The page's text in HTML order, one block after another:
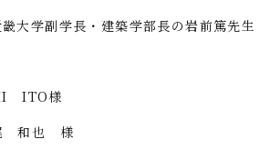
大学副学長・建築学部長の岩前篤先生
ITO様
和也 様